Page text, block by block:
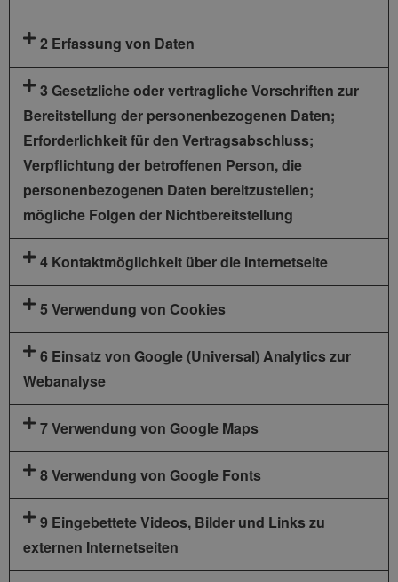
2 Erfassung von Daten
3 Gesetzliche oder vertragliche Vorschriften zur
Bereitstellung der personenbezogenen Daten;
Erforderlichkeit für den Vertragsabschluss;
Verpflichtung der betroffenen Person, die
personenbezogenen Daten bereitzustellen;
mögliche Folgen der Nichtbereitstellung
4 Kontaktmöglichkeit über die Internetseite
5 Verwendung von Cookies
6 Einsatz von Google (Universal) Analytics zur
Webanalyse
7 Verwendung von Google Maps
8 Verwendung von Google Fonts
9 Eingebettete Videos, Bilder und Links zu
externen Internetseiten